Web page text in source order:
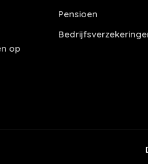
op
Pensioen